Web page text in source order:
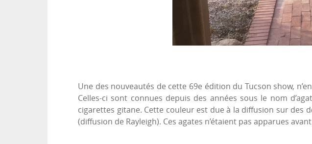
Une des nouveautés de cette 69e édition du Tucson show,
Celles-ci sont connues depuis des années sous le nom
cigarettes gitane. Cette couleur est due à la diffusion sur des
(diffusion de Rayleigh). Ces agates n’étaient pas apparues